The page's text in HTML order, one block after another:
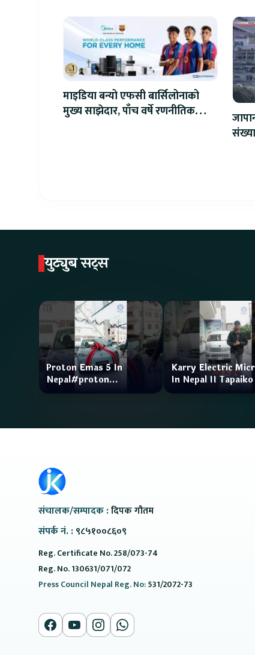
माइडिया बन्यो एफसी बार्सिलोनाको
मुख्य साझेदार, पाँच वर्षे रणनीतिक
युट्युब सट्स
Proton Emas 5 In
Nepal#proton
#protonemas5#protonnepal#evcarnepal
Karry Electric
In Nepal II Tapaiko
II Jankari Kendra
संचालक/सम्पादक :दिपक गौतम
संपर्क नं. :९८५१००८६०९
Reg. Certificate No. 258/073-74
Reg. No. 130631/071/072
Press Council Nepal Reg. No:531/2072-73